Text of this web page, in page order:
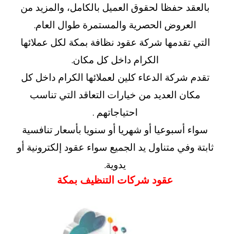
بالعقد حفظا لحقوق العميل بالكامل، والمزيد من
العروض الحصرية والمستمرة طوال العام.
التي تقدمها شركة عقود نظافة بمكة لكل عملائها
الكرام داخل كل مكان.
تقدم شركة الدعاء كلين لعملائها الكرام داخل كل
مكان العديد من خيارات التعاقد التي تناسب
احتياجاتهم .
سواء أسبوعيا أو شهريا أو سنويا بأسعار تنافسية
ثابتة وفي متناول يد الجميع سواء عقود إلكترونية أو
يدوية.
عقود شركات التنظيف بمكة